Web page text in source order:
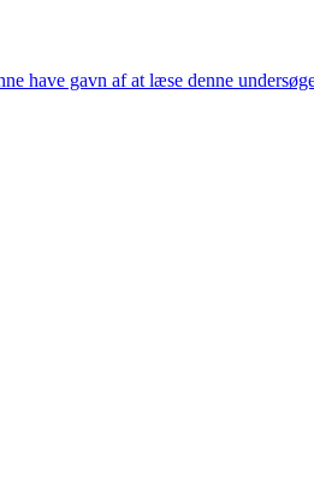
have gavn af at læse denne